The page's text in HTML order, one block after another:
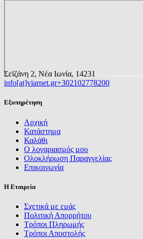
Σεϊζάνη 2, Νέα Ιωνία, 14231
info[at]viarnet.gr+302102778200
Εξυπηρέτηση
Αρχική
Κατάστημα
Καλάθι
Ο λογαριασμός μου
Ολοκλήρωση Παραγγελίας
Επικοινωνία
Η Εταιρεία
Σχετικά με εμάς
Πολιτική Απορρήτου
Τρόποι Πληρωμής
Τρόποι Αποστολής